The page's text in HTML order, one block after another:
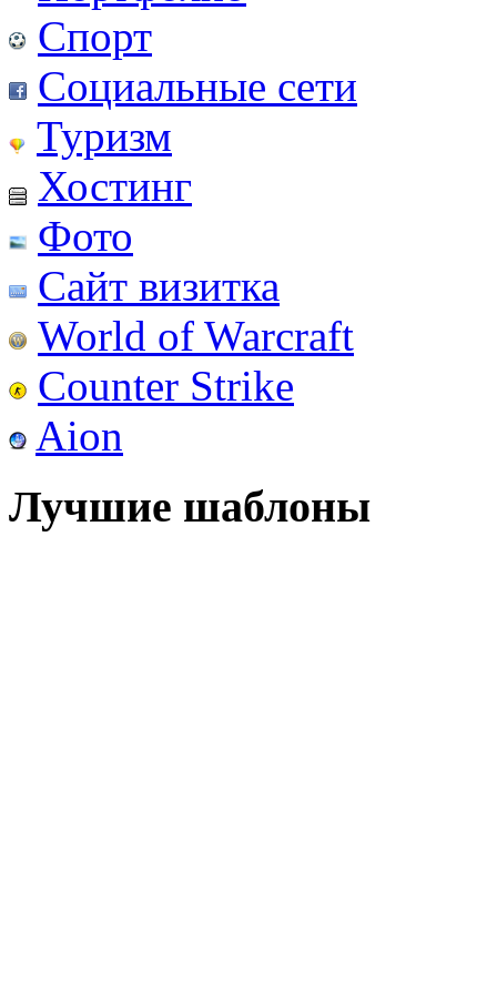
Спорт
Социальные сети
Туризм
Хостинг
Фото
Сайт визитка
World of Warcraft
Counter Strike
Aion
Лучшие шаблоны